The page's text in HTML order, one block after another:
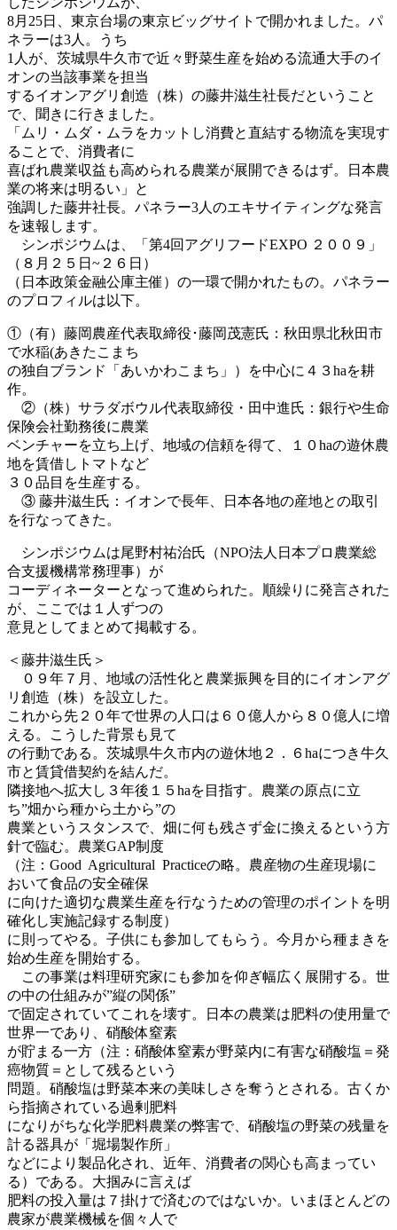
8月25日、東京台場の東京ビッグサイトで開かれました。パ
ネラーは3人。うち
1人が、茨城県牛久市で近々野菜生産を始める流通大手のイ
オンの当該事業を担当
するイオンアグリ創造（株）の藤井滋生社長だということ
で、聞きに行きました。
「ムリ・ムダ・ムラをカットし消費と直結する物流を実現す
ることで、消費者に
喜ばれ農業収益も高められる農業が展開できるはず。日本農
業の将来は明るい」と
強調した藤井社長。パネラー3人のエキサイティングな発言
を速報します。
シンポジウムは、「第4回アグリフードEXPO ２００９」
（８月２５日~２６日）
（日本政策金融公庫主催）の一環で開かれたもの。パネラー
のプロフィルは以下。
①（有）藤岡農産代表取締役･藤岡茂憲氏：秋田県北秋田市
で水稲(あきたこまち
の独自ブランド「あいかわこまち」）を中心に４３haを耕
作。
②（株）サラダボウル代表取締役・田中進氏：銀行や生命
保険会社勤務後に農業
ベンチャーを立ち上げ、地域の信頼を得て、１０haの遊休農
地を賃借しトマトなど
３０品目を生産する。
③ 藤井滋生氏：イオンで長年、日本各地の産地との取引
を行なってきた。
シンポジウムは尾野村祐治氏（NPO法人日本プロ農業総
合支援機構常務理事）が
コーディネーターとなって進められた。順繰りに発言された
が、ここでは１人ずつの
意見としてまとめて掲載する。
＜藤井滋生氏＞
０９年７月、地域の活性化と農業振興を目的にイオンアグ
リ創造（株）を設立した。
これから先２０年で世界の人口は６０億人から８０億人に増
える。こうした背景も見て
の行動である。茨城県牛久市内の遊休地２．６haにつき牛久
市と賃貸借契約を結んだ。
隣接地へ拡大し３年後１５haを目指す。農業の原点に立
ち”畑から種から土から”の
農業というスタンスで、畑に何も残さず金に換えるという方
針で臨む。農業GAP制度
（注：Good Agricultural Practiceの略。農産物の生産現場に
おいて食品の安全確保
に向けた適切な農業生産を行なうための管理のポイントを明
確化し実施記録する制度）
に則ってやる。子供にも参加してもらう。今月から種まきを
始め生産を開始する。
この事業は料理研究家にも参加を仰ぎ幅広く展開する。世
の中の仕組みが”縦の関係”
で固定されていてこれを壊す。日本の農業は肥料の使用量で
世界一であり、硝酸体窒素
が貯まる一方（注：硝酸体窒素が野菜内に有害な硝酸塩＝発
癌物質＝として残るという
問題。硝酸塩は野菜本来の美味しさを奪うとされる。古くか
ら指摘されている過剰肥料
になりがちな化学肥料農業の弊害で、硝酸塩の野菜の残量を
計る器具が「堀場製作所」
などにより製品化され、近年、消費者の関心も高まってい
る）である。大掴みに言えば
肥料の投入量は７掛けで済むのではないか。いまほとんどの
農家が農業機械を個々人で